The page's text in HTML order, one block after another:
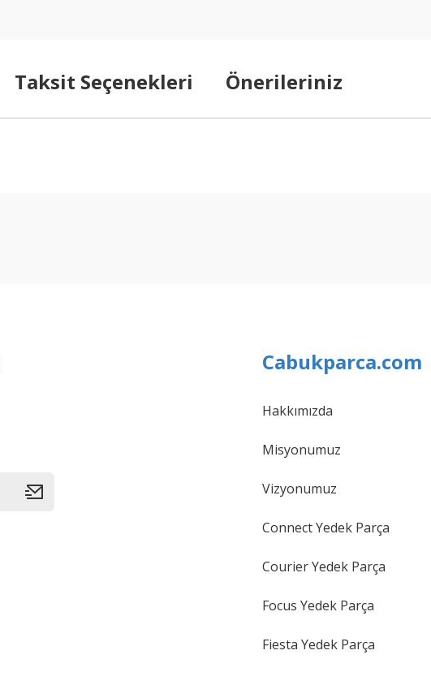
Taksit Seçenekleri Önerileriniz
Cabukparca.com
Hakkımızda
Misyonumuz
Vizyonumuz
Connect Yedek Parça
Courier Yedek Parça
Focus Yedek Parça
Fiesta Yedek Parça